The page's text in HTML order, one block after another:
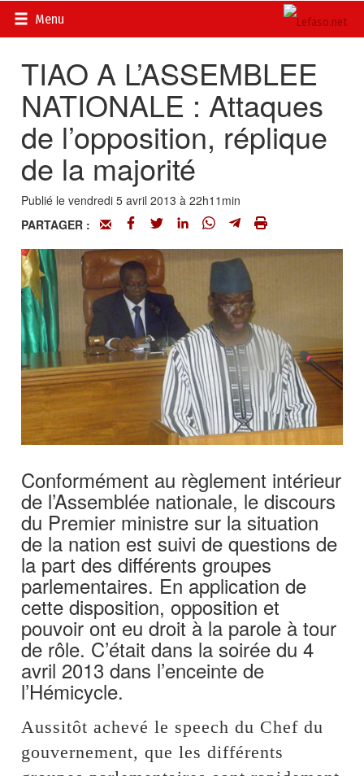
Menu
Accueil>
Luc Adolphe TIAO,
TIAO A L’ASSEMBLEE
NATIONALE : Attaques
de l’opposition, réplique
de la majorité
Publié le vendredi 5 avril 2013 à 22h11min
PARTAGER :
Conformément au règlement intérieur
de l’Assemblée nationale, le discours
du Premier ministre sur la situation
de la nation est suivi de questions de
la part des différents groupes
parlementaires. En application de
cette disposition, opposition et
pouvoir ont eu droit à la parole à tour
de rôle. C’était dans la soirée du 4
avril 2013 dans l’enceinte de
l’Hémicycle.
Aussitôt achevé le speech du Chef du
gouvernement, que les différents